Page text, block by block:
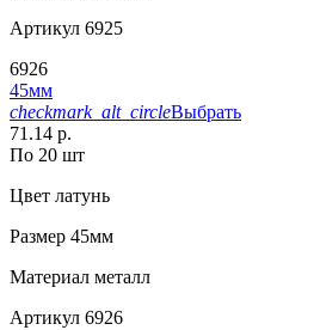
Артикул 6925
6926
45мм
checkmark_alt_circleВыбрать
71.14 р.
По 20 шт
Цвет латунь
Размер 45мм
Материал металл
Артикул 6926